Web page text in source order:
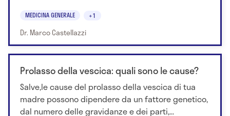
MEDICINA GENERALE +1
Dr. Marco Castellazzi
Prolasso della vescica: quali sono le cause?
Salve,le cause del prolasso della vescica di tua
madre possono dipendere da un fattore genetico,
dal numero delle gravidanze e dei parti,...